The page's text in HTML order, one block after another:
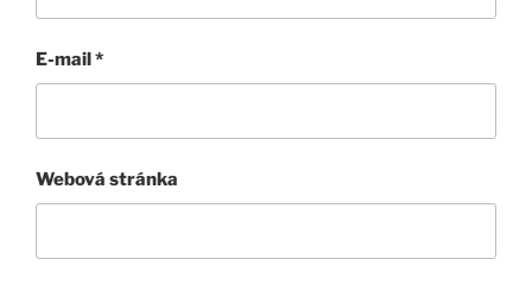
E-mail*
Webová stránka